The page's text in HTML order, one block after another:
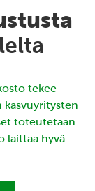
tekee
kasvuyritysten
toteutetaan
laittaa hyvä